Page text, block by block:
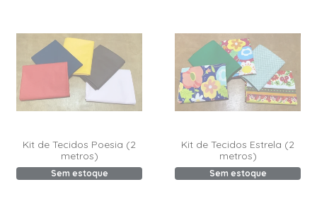
Kit de Tecidos Poesia (2
metros)
Sem estoque
Kit de Tecidos Estrela (2
metros)
Sem estoque